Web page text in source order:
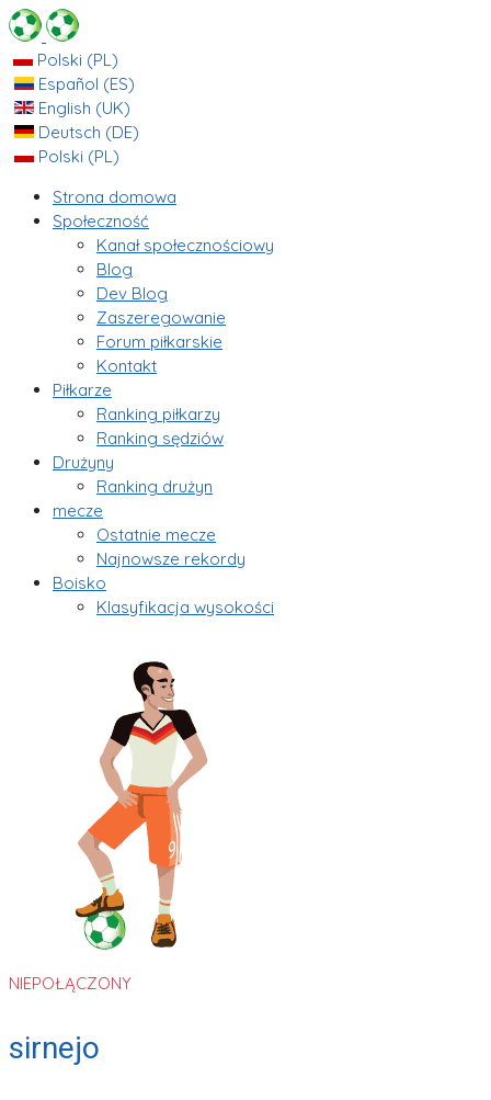
Polski (PL)
Español (ES)
English (UK)
Deutsch (DE)
Polski (PL)
Strona domowa
Społeczność
Kanał społecznościowy
Blog
Dev Blog
Zaszeregowanie
Forum piłkarskie
Kontakt
Piłkarze
Ranking piłkarzy
Ranking sędziów
Drużyny
Ranking drużyn
mecze
Ostatnie mecze
Najnowsze rekordy
Boisko
Klasyfikacja wysokości
NIEPOŁĄCZONY
sirnejo